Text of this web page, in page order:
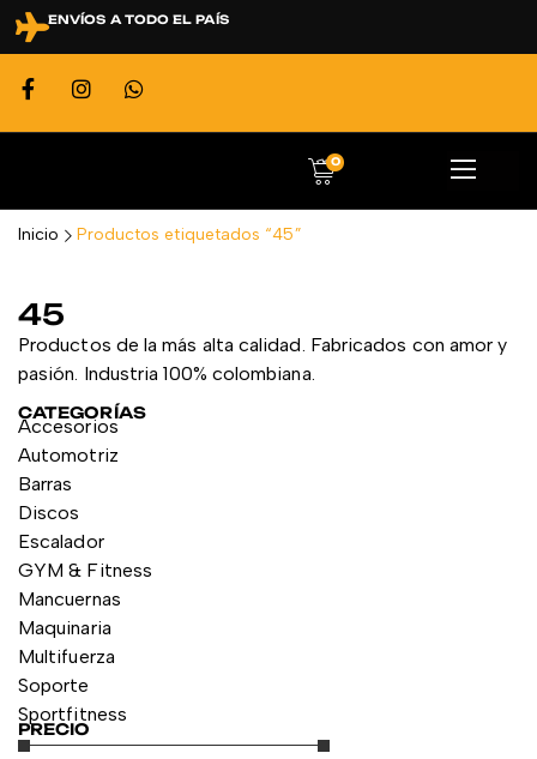
ENVÍOS A TODO EL PAÍS
0
Inicio Productos etiquetados “45”
CATEGORÍAS
Accesorios
Automotriz
Barras
Discos
Escalador
GYM & Fitness
Mancuernas
Maquinaria
Multifuerza
Soporte
Sportfitness
PRECIO
45
Productos de la más alta calidad. Fabricados con amor y
pasión. Industria 100% colombiana.